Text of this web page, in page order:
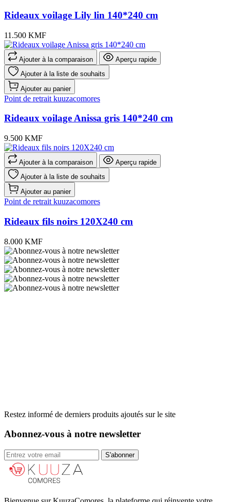
Rideaux voilage Lily lin 140*240 cm
11.500 KMF
Ajouter à la comparaison
Aperçu rapide
Ajouter à la liste de souhaits
Ajouter au panier
Point de retrait kuuzacomores
Rideaux voilage Anissa gris 140*240 cm
9.500 KMF
Ajouter à la comparaison
Aperçu rapide
Ajouter à la liste de souhaits
Ajouter au panier
Point de retrait kuuzacomores
Rideaux fils noirs 120X240 cm
8.000 KMF
Restez informé de derniers produits ajoutés sur le site
Abonnez-vous à notre newsletter
S'abonner